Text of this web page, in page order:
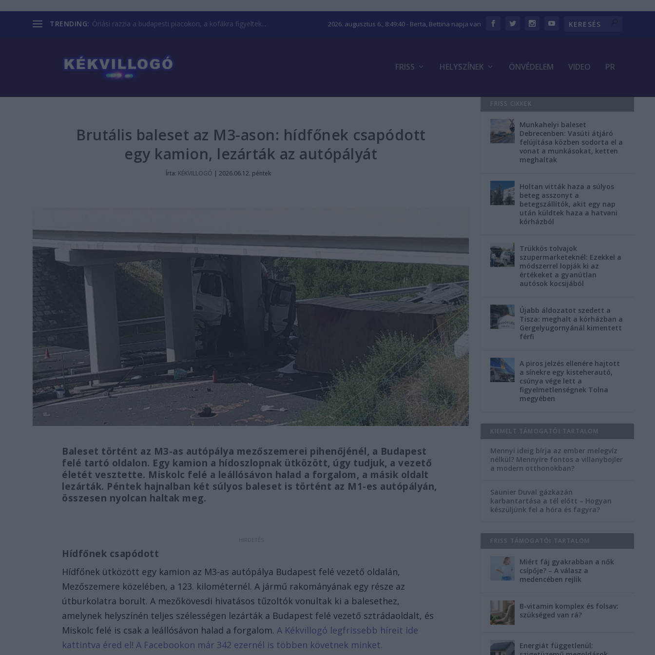
TRENDING: Óriási razzia a budapesti piacokon, a kofákra figyeltek... 2026. augusztus 6., 8:49:41- Berta, Bettina napja van
FRISS HELYSZÍNEK ÖNVÉDELEM VIDEO PR
Brutális baleset az M3-ason: hídfőnek csapódott
egy kamion, lezárták az autópályát
Írta: KÉKVILLOGÓ |2026.06.12. péntek
Baleset történt az M3-as autópálya mezőszemerei pihenőjénél, a Budapest
felé tartó oldalon. Egy kamion a hídoszlopnak ütközött, úgy tudjuk, a vezető
életét vesztette. Miskolc felé a leállósávon halad a forgalom, a másik oldalt
lezárták. Péntek hajnalban két súlyos baleset is történt az M1-es autópályán,
összesen nyolcan haltak meg.
Hídfőnek csapódott
Hídfőnek ütközött egy kamion az M3-as autópálya Budapest felé vezető oldalán,
Mezőszemere közelében, a 123. kilométernél. A jármű rakományának egy része az
útburkolatra borult. A mezőkövesdi hivatásos tűzoltók vonultak ki a balesethez,
amelynek helyszínén teljes szélességen lezárták a Budapest felé vezető sztrádaoldalt, és
Miskolc felé is csak a leállósávon halad a forgalom. A Kékvillogó legfrissebb híreit ide
kattintva éred el! A Facebookon már 342 ezernél is többen követnek minket.
FRISS CIKKEK
Munkahelyi baleset
Debrecenben: Vasúti átjáró
felújítása közben sodorta el a
vonat a munkásokat, ketten
meghaltak
Holtan vitták haza a súlyos
beteg asszonyt a
betegszállítók, akit egy nap
után küldtek haza a hatvani
kórházból
Trükkös tolvajok
szupermarketeknél: Ezekkel a
módszerrel lopják ki az
értékeket a gyanútlan
autósok kocsijából
Újabb áldozatot szedett a
Tisza: meghalt a kórházban a
Gergelyugornyánál kimentett
férfi
A piros jelzés ellenére hajtott
a sínekre egy kisteherautó,
csúnya vége lett a
figyelmetlenségnek Tolna
megyében
KIEMELT TÁMOGATÓI TARTALOM
Mennyi ideig bírja az ember melegvíz
nélkül? Mennyire fontos a villanybojler
a modern otthonokban?
Saunier Duval gázkazán
karbantartása a tél előtt – Hogyan
készüljünk fel a hóra és fagyra?
FRISS TÁMOGATÓI TARTALOM
Miért fáj gyakrabban a nők
csípője? – A válasz a
medencében rejlik
B-vitamin komplex és folsav:
szükséged van rá?
Energiát függetlenül: